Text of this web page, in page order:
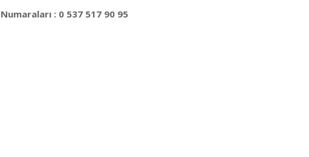
: 0 537 517 90 95